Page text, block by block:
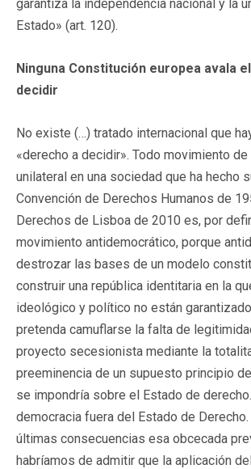
garantiza la independencia nacional y la
Estado» (art. 120).
Ninguna Constitución europea avala
decidir
No existe (…) tratado internacional que
«derecho a decidir». Todo movimiento
unilateral en una sociedad que ha hecho
Convención de Derechos Humanos de
Derechos de Lisboa de 2010 es, por
movimiento antidemocrático, porque
destrozar las bases de un modelo
construir una república identitaria en la
ideológico y político no están
pretenda camuflarse la falta de
proyecto secesionista mediante la
preeminencia de un supuesto principio
se impondría sobre el Estado de
democracia fuera del Estado de
últimas consecuencias esa obcecada
habríamos de admitir que la aplicación